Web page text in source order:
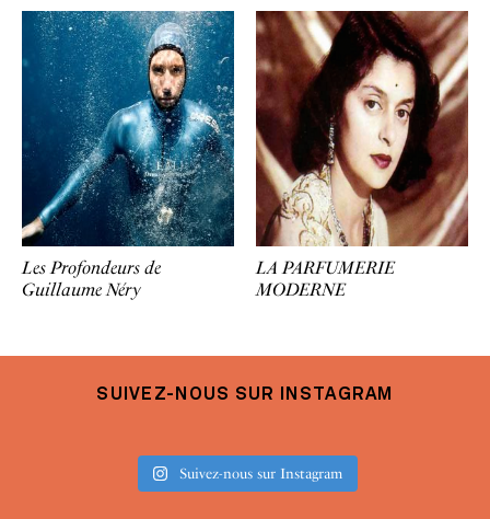
Les Profondeurs de
Guillaume Néry
LA PARFUMERIE
MODERNE
SUIVEZ-NOUS SUR INSTAGRAM
Suivez-nous sur Instagram